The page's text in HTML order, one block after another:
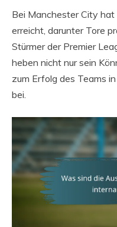
Bei Manchester City
erreicht, darunter Tore
Stürmer der Premier
heben nicht nur sein
zum Erfolg des Teams
bei.